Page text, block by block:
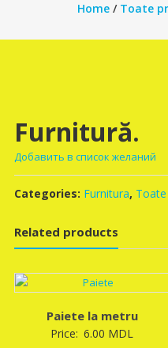
Home/ Toate
Furnitură.
Добавить в список желаний
Categories: Furnitura,
Related products
Paiete la metru
Price: 6.00 MDL